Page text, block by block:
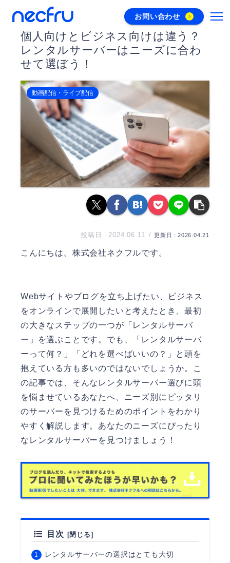
お問い合わせ
個人向けとビジネス向けは違う？
レンタルサーバーはニーズに合わ
せて選ぼう！
動画配信・ライブ配信
2024.06.11 2026.04.21
こんにちは。 株式会社ネクフルです。
Webサイトやブログを立ち上げたい、ビジネス
をオンラインで展開したいと考えたとき、最初
の大きなステップの一つが「レンタルサーバ
ー」を選ぶことです。でも、「レンタルサーバ
ーって何？」「どれを選べばいいの？」と頭を
抱えている方も多いのではないでしょうか。こ
の記事では、そんなレンタルサーバー選びに頭
を悩ませているあなたへ、ニーズ別にピッタリ
のサーバーを見つけるためのポイントをわかり
やすく解説します。あなたのニーズにぴったり
なレンタルサーバーを見つけましょう！
目次
レンタルサーバーの選択はとても大切